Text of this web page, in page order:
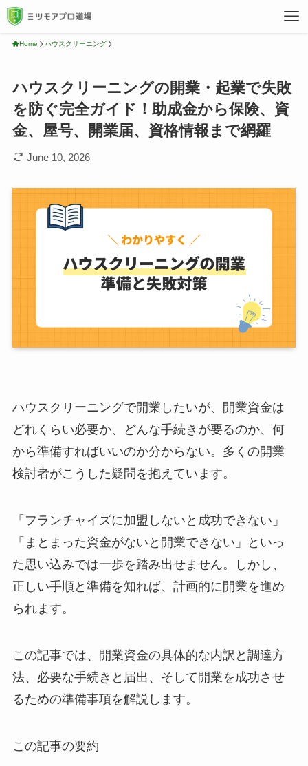
Home ハウスクリーニング
ハウスクリーニングの開業・起業で失敗
を防ぐ完全ガイド！助成金から保険、資
金、屋号、開業届、資格情報まで網羅
June 10, 2026
ハウスクリーニングで開業したいが、開業資金は
どれくらい必要か、どんな手続きが要るのか、何
から準備すればいいのか分からない。多くの開業
検討者がこうした疑問を抱えています。
「フランチャイズに加盟しないと成功できない」
「まとまった資金がないと開業できない」といっ
た思い込みでは一歩を踏み出せません。しかし、
正しい手順と準備を知れば、計画的に開業を進め
られます。
この記事では、開業資金の具体的な内訳と調達方
法、必要な手続きと届出、そして開業を成功させ
るための準備事項を解説します。
この記事の要約